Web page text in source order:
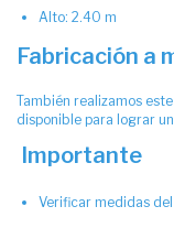
Alto: 2.40 m
Fabricación a
También realizamos
disponible para lograr
Importante
Verificar medidas